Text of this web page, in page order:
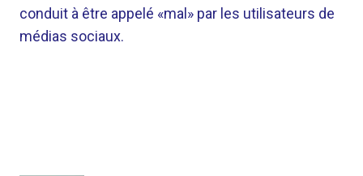
conduit à être appelé «mal» par les utilisateurs de
médias sociaux.